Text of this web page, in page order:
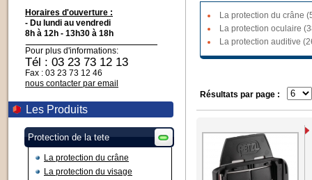
Horaires d'ouverture :
- Du lundi au vendredi
8h à 12h - 13h30 à 18h
Pour plus d'informations:
Tél : 03 23 73 12 13
Fax : 03 23 73 12 46
nous contacter par email
Les Produits
Protection de la tete
La protection du crâne
La protection du visage
La protection du crâne
La protection oculaire
La protection auditive
Résultats par page :